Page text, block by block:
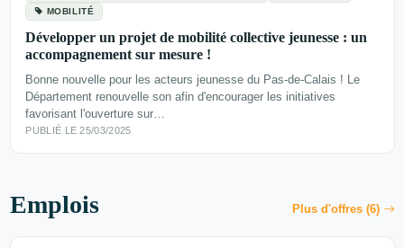
MOBILITÉ
Développer un projet de mobilité collective jeunesse : un
accompagnement sur mesure !
Bonne nouvelle pour les acteurs jeunesse du Pas-de-Calais ! Le
Département renouvelle son afin d'encourager les initiatives
favorisant l'ouverture sur…
PUBLIÉ LE 25/03/2025
Emplois Plus d'offres (6)